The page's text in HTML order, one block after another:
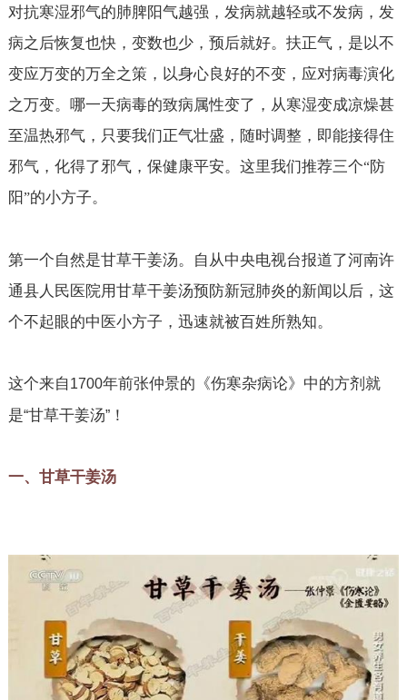
对抗寒湿邪气的肺脾阳气越强，发病就越轻或不发病，发
病之后恢复也快，变数也少，预后就好。扶正气，是以不
变应万变的万全之策，以身心良好的不变，应对病毒演化
之万变。哪一天病毒的致病属性变了，从寒湿变成凉燥甚
至温热邪气，只要我们正气壮盛，随时调整，即能接得住
邪气，化得了邪气，保健康平安。这里我们推荐三个“防
阳”的小方子。
第一个自然是甘草干姜汤。自从中央电视台报道了河南许
通县人民医院用甘草干姜汤预防新冠肺炎的新闻以后，这
个不起眼的中医小方子，迅速就被百姓所熟知。
这个来自1700年前张仲景的《伤寒杂病论》中的方剂就
是“甘草干姜汤”！
一、甘草干姜汤